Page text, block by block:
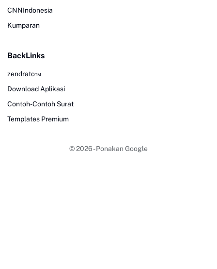
CNNIndonesia
Kumparan
BackLinks
zendrato™
Download Aplikasi
Contoh-Contoh Surat
Templates Premium
© 2026 -Ponakan Google